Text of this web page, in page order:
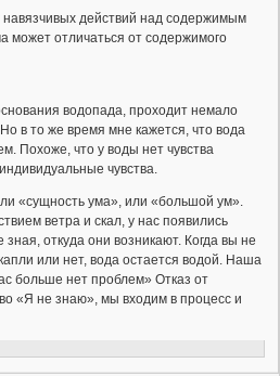
действий над содержимым
может отличаться от содержимого
водопада, проходит немало
в то же время мне кажется, что вода
Похоже, что у воды нет чувства
чувства.
«сущность ума», или «большой ум».
ветра и скал, у нас появились
откуда они возникают. Когда вы не
или нет, вода остается водой. Наша
больше нет проблем» Отказ от
«Я не знаю», мы входим в процесс и